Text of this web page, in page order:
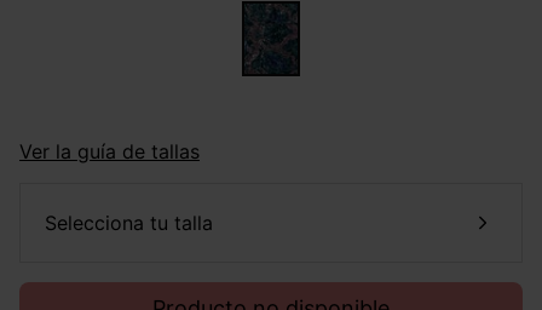
Ver la guía de tallas
selecciona tu talla